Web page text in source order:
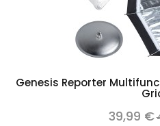
Genesis Reporter
39,99 €